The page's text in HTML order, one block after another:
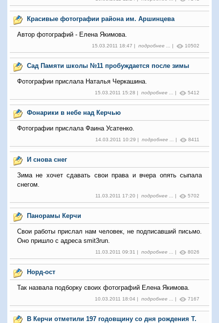
Красивые фотографии района им. Аршинцева
Автор фотографий - Елена Якимова.
15.03.2011 18:47 | подробнее ... | 10502
Сад Памяти школы №11 пробуждается после зимы
Фотографии прислала Наталья Черкашина.
15.03.2011 15:28 | подробнее ... | 5412
Фонарики в небе над Керчью
Фотографии прислала Фаина Усатенко.
14.03.2011 10:29 | подробнее ... | 8411
И снова снег
Зима не хочет сдавать свои права и вчера опять сыпала
снегом.
11.03.2011 17:20 | подробнее ... | 5702
Панорамы Керчи
Свои работы прислал нам человек, не подписавший письмо.
Оно пришло с адреса smit3run.
11.03.2011 09:31 | подробнее ... | 8026
Норд-ост
Так назвала подборку своих фотографий Елена Якимова.
10.03.2011 18:04 | подробнее ... | 7167
В Керчи отметили 197 годовщину со дня рождения Т.